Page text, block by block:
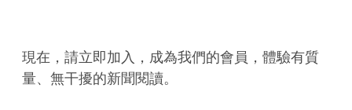
現在，請立即加入，成為我們的會員，體驗有質
量、無干擾的新聞閱讀。